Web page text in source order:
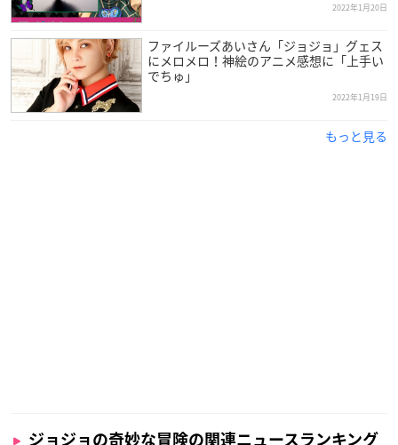
2022年1月20日
ファイルーズあいさん「ジョジョ」グェス
にメロメロ！神絵のアニメ感想に「上手い
でちゅ」
2022年1月19日
もっと見る
ジョジョの奇妙な冒険の関連ニュースランキング